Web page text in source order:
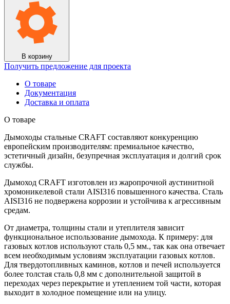
В корзину
Получить предложение для проекта
О товаре
Документация
Доставка и оплата
О товаре
Дымоходы стальные CRAFT составляют конкуренцию
европейским производителям: премиальное качество,
эстетичный дизайн, безупречная эксплуатация и долгий срок
службы.
Дымоход CRAFT изготовлен из жаропрочной аустинитной
хромоникелевой стали AISI316 повышенного качества. Сталь
AISI316 не подвержена коррозии и устойчива к агрессивным
средам.
От диаметра, толщины стали и утеплителя зависит
функциональное использование дымохода. К примеру: для
газовых котлов используют сталь 0,5 мм., так как она отвечает
всем необходимым условиям эксплуатации газовых котлов.
Для твердотопливных каминов, котлов и печей используется
более толстая сталь 0,8 мм с дополнительной защитой в
переходах через перекрытие и утеплением той части, которая
выходит в холодное помещение или на улицу.